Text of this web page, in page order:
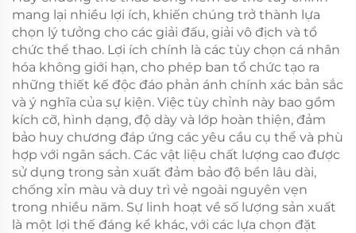
đua
mang lại nhiều lợi ích, khiến chúng trở thành lựa
chọn lý tưởng cho các giải đấu, giải vô địch và tổ
chức thể thao. Lợi ích chính là các tùy chọn cá nhân
hóa không giới hạn, cho phép ban tổ chức tạo ra
những thiết kế độc đáo phản ánh chính xác bản sắc
và ý nghĩa của sự kiện. Việc tùy chỉnh này bao gồm
kích cỡ, hình dạng, độ dày và lớp hoàn thiện, đảm
bảo huy chương đáp ứng các yêu cầu cụ thể và phù
hợp với ngân sách. Các vật liệu chất lượng cao được
sử dụng trong sản xuất đảm bảo độ bền lâu dài,
chống xỉn màu và duy trì vẻ ngoài nguyên vẹn
trong nhiều năm. Sự linh hoạt về số lượng sản xuất
là một lợi thế đáng kể khác, với các lựa chọn đặt